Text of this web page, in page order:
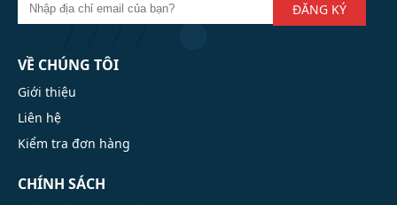
ĐĂNG KÝ
VỀ CHÚNG TÔI
Giới thiệu
Liên hệ
Kiểm tra đơn hàng
CHÍNH SÁCH